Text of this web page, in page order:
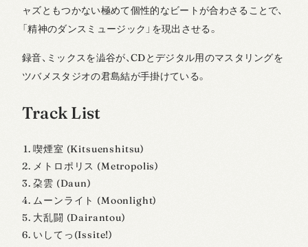
ャズともつかない極めて個性的なビートが合わさることで、
「精神のダンスミュージック」を現出させる。
録音、ミックスを澁谷が、CDとデジタル用のマスタリングを
ツバメスタジオの君島結が手掛けている。
Track List
喫煙室 (Kitsuenshitsu)
メトロポリス (Metropolis)
朶雲 (Daun)
ムーンライト (Moonlight)
大乱闘 (Dairantou)
いしてっ(Issite!)